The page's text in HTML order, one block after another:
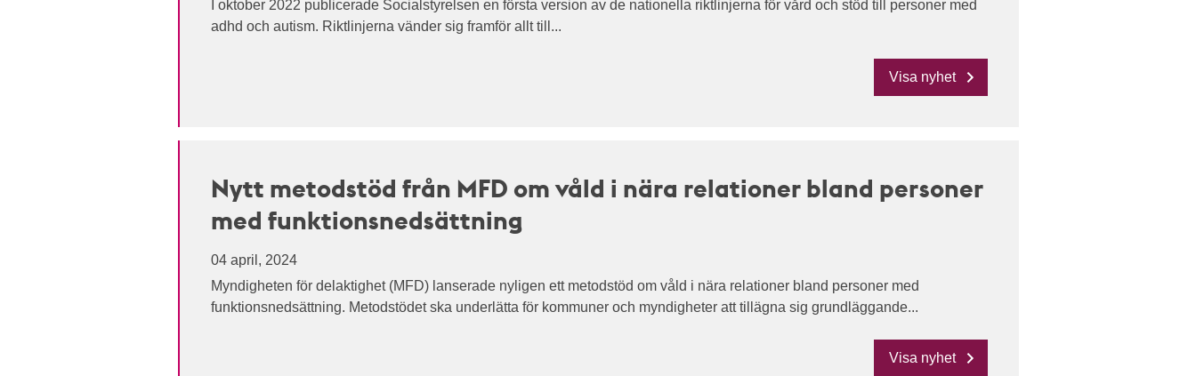
I oktober 2022 publicerade Socialstyrelsen en första version av de nationella riktlinjerna för vård och stöd till personer med
adhd och autism. Riktlinjerna vänder sig framför allt till...
Visa nyhet
Nytt metodstöd från MFD om våld i nära relationer bland personer
med funktionsnedsättning
04 april, 2024
Myndigheten för delaktighet (MFD) lanserade nyligen ett metodstöd om våld i nära relationer bland personer med
funktionsnedsättning. Metodstödet ska underlätta för kommuner och myndigheter att tillägna sig grundläggande...
Visa nyhet